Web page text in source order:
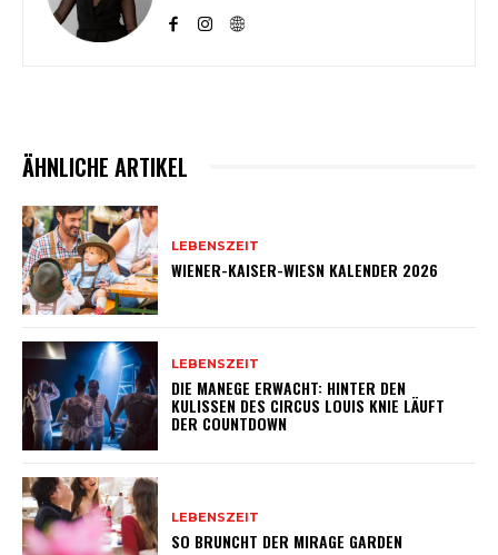
ÄHNLICHE ARTIKEL
LEBENSZEIT
WIENER-KAISER-WIESN KALENDER 2026
LEBENSZEIT
DIE MANEGE ERWACHT: HINTER DEN
KULISSEN DES CIRCUS LOUIS KNIE LÄUFT
DER COUNTDOWN
LEBENSZEIT
SO BRUNCHT DER MIRAGE GARDEN